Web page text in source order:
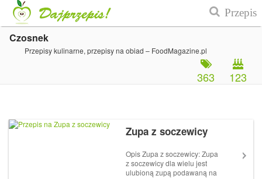
Czosnek
Przepisy kulinarne, przepisy na obiad – FoodMagazine.pl
123
363
Zupa z soczewicy
Opis Zupa z soczewicy: Zupa
z soczewicy dla wielu jest
ulubioną zupą podawaną na